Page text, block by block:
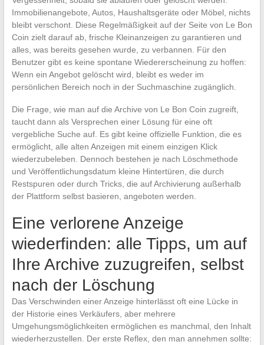
Immobilienangebote, Autos, Haushaltsgeräte oder Möbel, nichts
bleibt verschont. Diese Regelmäßigkeit auf der Seite von Le Bon
Coin zielt darauf ab, frische Kleinanzeigen zu garantieren und
alles, was bereits gesehen wurde, zu verbannen. Für den
Benutzer gibt es keine spontane Wiedererscheinung zu hoffen:
Wenn ein Angebot gelöscht wird, bleibt es weder im
persönlichen Bereich noch in der Suchmaschine zugänglich.
Die Frage, wie man auf die Archive von Le Bon Coin zugreift,
taucht dann als Versprechen einer Lösung für eine oft
vergebliche Suche auf. Es gibt keine offizielle Funktion, die es
ermöglicht, alle alten Anzeigen mit einem einzigen Klick
wiederzubeleben. Dennoch bestehen je nach Löschmethode
und Veröffentlichungsdatum kleine Hintertüren, die durch
Restspuren oder durch Tricks, die auf Archivierung außerhalb
der Plattform selbst basieren, angeboten werden.
Eine verlorene Anzeige
wiederfinden: alle Tipps, um auf
Ihre Archive zuzugreifen, selbst
nach der Löschung
Das Verschwinden einer Anzeige hinterlässt oft eine Lücke in
der Historie eines Verkäufers, aber mehrere
Umgehungsmöglichkeiten ermöglichen es manchmal, den Inhalt
wiederherzustellen. Der erste Reflex, den man annehmen sollte: